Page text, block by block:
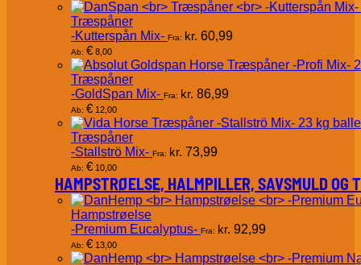
Træspåner
-Kutterspån Mix- Fra: kr. 60,99
Ab: € 8,00
Træspåner
-GoldSpan Mix- Fra: kr. 86,99
Ab: € 12,00
Træspåner
-Stallströ Mix- Fra: kr. 73,99
Ab: € 10,00
HAMPSTRØELSE, HALMPILLER, SAVSMULD OG
Hampstrøelse
-Premium Eucalyptus- Fra: kr. 92,99
Ab: € 13,00